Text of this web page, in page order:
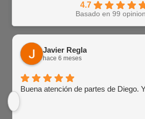
4.7
Basado en 99
Javier Regla
hace 6 meses
Buena atención de partes de Diego.